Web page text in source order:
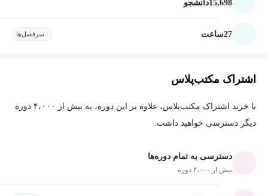
15,698دانشجو
27ساعت سرفصل‌ها
اشتراک مکتب‌پلاس
با خرید اشتراک مکتب‌پلاس، علاوه بر این دوره، به بیش از ۴،۰۰۰ دوره
دیگر دسترسی خواهید داشت.
دسترسی به تمام دوره‌ها
بیش از ۴،۰۰۰ دوره